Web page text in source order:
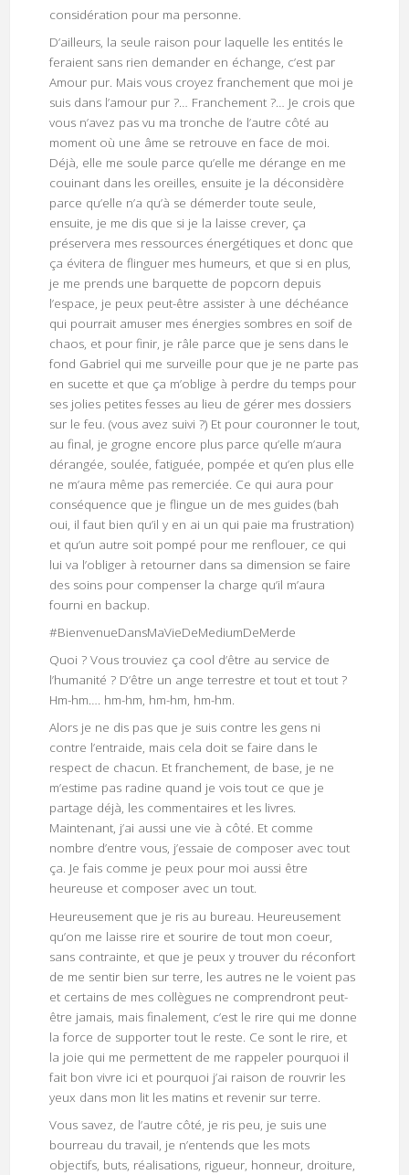
considération pour ma personne.
D’ailleurs, la seule raison pour laquelle les entités le
feraient sans rien demander en échange, c’est par
Amour pur. Mais vous croyez franchement que moi je
suis dans l’amour pur ?… Franchement ?… Je crois que
vous n’avez pas vu ma tronche de l’autre côté au
moment où une âme se retrouve en face de moi.
Déjà, elle me soule parce qu’elle me dérange en me
couinant dans les oreilles, ensuite je la déconsidère
parce qu’elle n’a qu’à se démerder toute seule,
ensuite, je me dis que si je la laisse crever, ça
préservera mes ressources énergétiques et donc que
ça évitera de flinguer mes humeurs, et que si en plus,
je me prends une barquette de popcorn depuis
l’espace, je peux peut-être assister à une déchéance
qui pourrait amuser mes énergies sombres en soif de
chaos, et pour finir, je râle parce que je sens dans le
fond Gabriel qui me surveille pour que je ne parte pas
en sucette et que ça m’oblige à perdre du temps pour
ses jolies petites fesses au lieu de gérer mes dossiers
sur le feu. (vous avez suivi ?) Et pour couronner le tout,
au final, je grogne encore plus parce qu’elle m’aura
dérangée, soulée, fatiguée, pompée et qu’en plus elle
ne m’aura même pas remerciée. Ce qui aura pour
conséquence que je flingue un de mes guides (bah
oui, il faut bien qu’il y en ai un qui paie ma frustration)
et qu’un autre soit pompé pour me renflouer, ce qui
lui va l’obliger à retourner dans sa dimension se faire
des soins pour compenser la charge qu’il m’aura
fourni en backup.
#BienvenueDansMaVieDeMediumDeMerde
Quoi ? Vous trouviez ça cool d’être au service de
l’humanité ? D’être un ange terrestre et tout et tout ?
Hm-hm…. hm-hm, hm-hm, hm-hm.
Alors je ne dis pas que je suis contre les gens ni
contre l’entraide, mais cela doit se faire dans le
respect de chacun. Et franchement, de base, je ne
m’estime pas radine quand je vois tout ce que je
partage déjà, les commentaires et les livres.
Maintenant, j’ai aussi une vie à côté. Et comme
nombre d’entre vous, j’essaie de composer avec tout
ça. Je fais comme je peux pour moi aussi être
heureuse et composer avec un tout.
Heureusement que je ris au bureau. Heureusement
qu’on me laisse rire et sourire de tout mon coeur,
sans contrainte, et que je peux y trouver du réconfort
de me sentir bien sur terre, les autres ne le voient pas
et certains de mes collègues ne comprendront peut-
être jamais, mais finalement, c’est le rire qui me donne
la force de supporter tout le reste. Ce sont le rire, et
la joie qui me permettent de me rappeler pourquoi il
fait bon vivre ici et pourquoi j’ai raison de rouvrir les
yeux dans mon lit les matins et revenir sur terre.
Vous savez, de l’autre côté, je ris peu, je suis une
bourreau du travail, je n’entends que les mots
objectifs, buts, réalisations, rigueur, honneur, droiture,